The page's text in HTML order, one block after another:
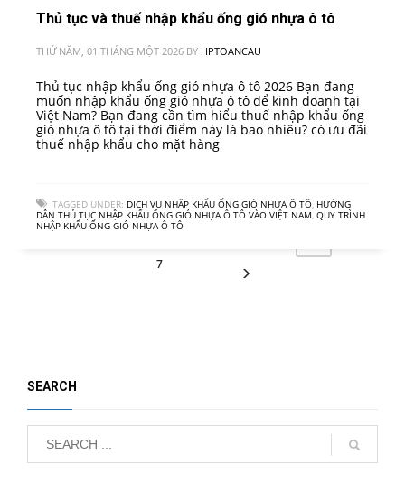
Thủ tục và thuế nhập khẩu ống gió nhựa ô tô
THỨ NĂM, 01 THÁNG MỘT 2026 BY HPTOANCAU
Thủ tục nhập khẩu ống gió nhựa ô tô 2026 Bạn đang
muốn nhập khẩu ống gió nhựa ô tô để kinh doanh tại
Việt Nam? Bạn đang cần tìm hiểu thuế nhập khẩu ống
gió nhựa ô tô tại thời điểm này là bao nhiêu? có ưu đãi
thuế nhập khẩu cho mặt hàng
TAGGED UNDER: DỊCH VỤ NHẬP KHẨU ỐNG GIÓ NHỰA Ô TÔ, HƯỚNG
DẪN THỦ TỤC NHẬP KHẨU ỐNG GIÓ NHỰA Ô TÔ VÀO VIỆT NAM, QUY TRÌNH
NHẬP KHẨU ỐNG GIÓ NHỰA Ô TÔ
1 2
7
SEARCH